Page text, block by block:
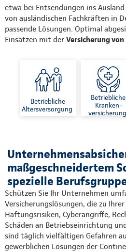
etwa bei Entsendungen ins
von ausländischen Fachkräften in
passende Lösungen. Optimal
Einsätzen mit der Versicherung
Betriebliche
Altersversorgung
Betriebliche
Kranken-
versicherung
maßgeschneidertem
spezielle
Schützen Sie Ihr Unternehmen
Versicherungslösungen, die zu
Haftungsrisiken, Cyberangriffe,
Schäden an Betriebseinrichtung
sind täglich vielfältigen Gefahren
gewerblichen Lösungen der